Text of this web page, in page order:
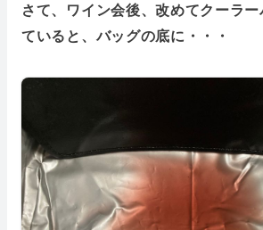
さて、ワイン会後、改めてクーラ
ていると、バッグの底に・・・